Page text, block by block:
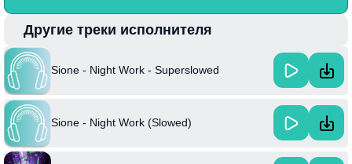
актуальной не только для вечерних прогулок, но и для глубоких
размышлений.
Sione, который сделал себе имя в электронной музыке, часто
экспериментирует со звучанием и стилем, что делает каждую его
работу уникальной и запоминающейся.
Другие треки исполнителя
Sione - Night Work - Superslowed
Sione - Night Work (Slowed)